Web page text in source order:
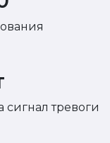
тревоги